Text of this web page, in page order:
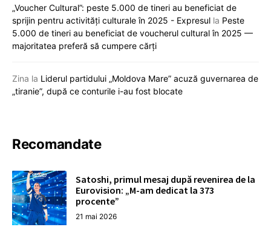
„Voucher Cultural”: peste 5.000 de tineri au beneficiat de
sprijin pentru activități culturale în 2025 - Expresul la Peste
5.000 de tineri au beneficiat de voucherul cultural în 2025 —
majoritatea preferă să cumpere cărți
Zina la Liderul partidului „Moldova Mare” acuză guvernarea de
„tiranie”, după ce conturile i-au fost blocate
Recomandate
Satoshi, primul mesaj după revenirea de la
Eurovision: „M-am dedicat la 373
procente”
21 mai 2026